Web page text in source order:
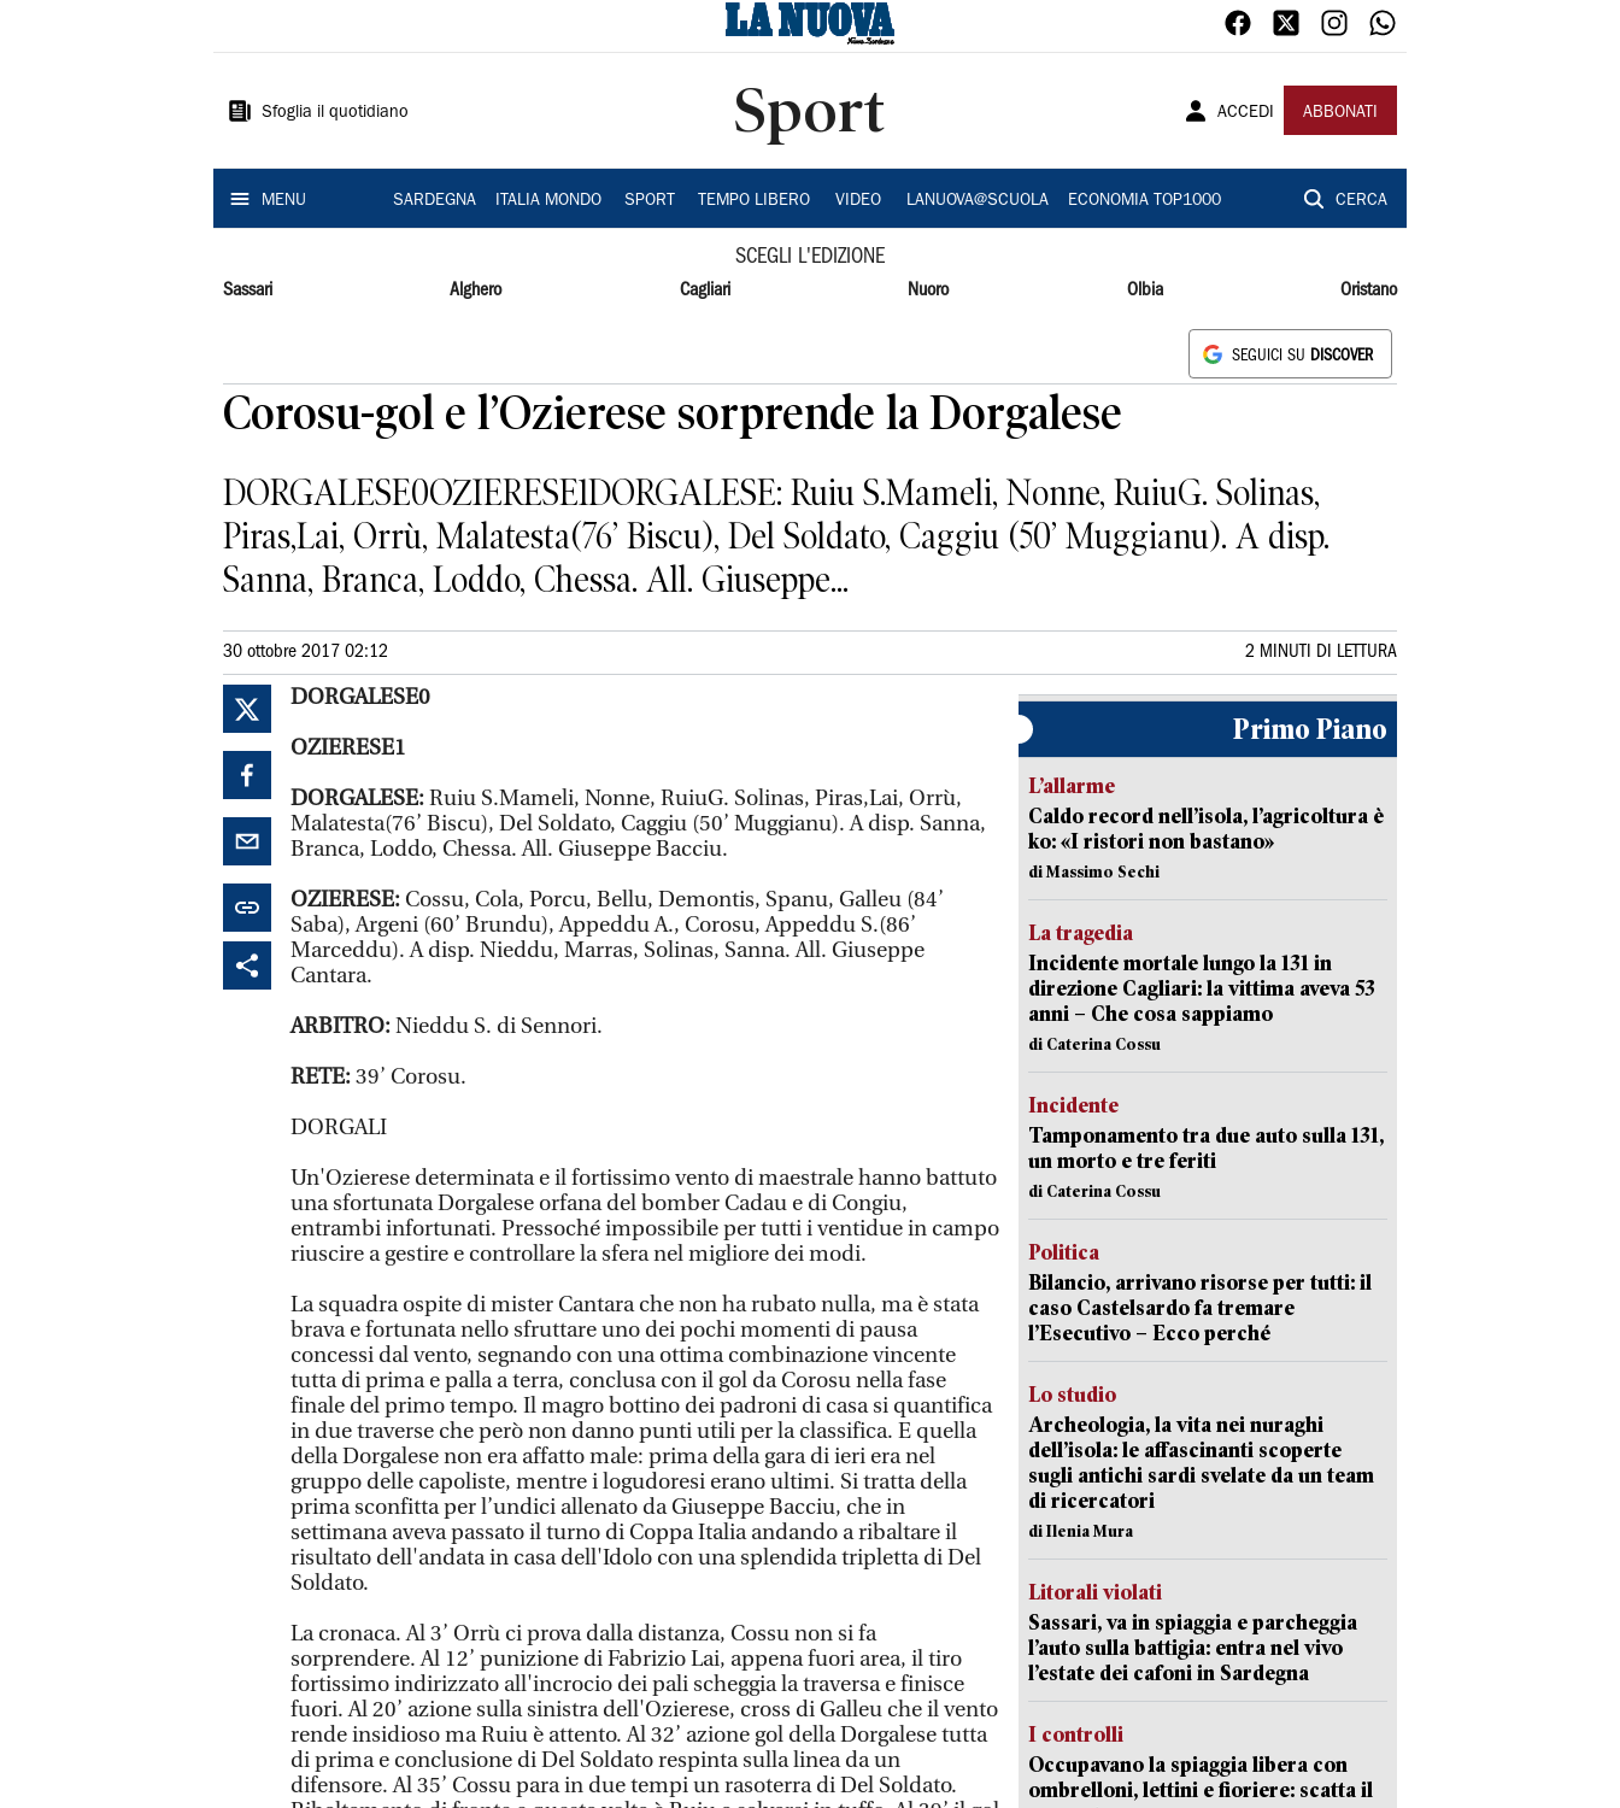
Sardegna
Sfoglia il quotidiano Sport ACCEDI ABBONATI
MENU SARDEGNA ITALIA MONDO SPORT TEMPO LIBERO VIDEO LANUOVA@SCUOLA ECONOMIA TOP1000 CERCA
SCEGLI L'EDIZIONE
Sassari Alghero Cagliari Nuoro Olbia Oristano
SEGUICI SU DISCOVER
Corosu-gol e l’Ozierese sorprende la Dorgalese
DORGALESE0OZIERESE1DORGALESE: Ruiu S.Mameli, Nonne, RuiuG. Solinas,
Piras,Lai, Orrù, Malatesta(76’ Biscu), Del Soldato, Caggiu (50’ Muggianu). A disp.
Sanna, Branca, Loddo, Chessa. All. Giuseppe...
30 ottobre 2017 02:12 2 MINUTI DI LETTURA
DORGALESE0
OZIERESE1
DORGALESE:Ruiu S.Mameli, Nonne, RuiuG. Solinas, Piras,Lai, Orrù,
Malatesta(76’ Biscu), Del Soldato, Caggiu (50’ Muggianu). A disp. Sanna,
Branca, Loddo, Chessa. All. Giuseppe Bacciu.
OZIERESE: Cossu, Cola, Porcu, Bellu, Demontis, Spanu, Galleu (84’
Saba), Argeni (60’ Brundu), Appeddu A., Corosu, Appeddu S.(86’
Marceddu). A disp. Nieddu, Marras, Solinas, Sanna. All. Giuseppe
Cantara.
ARBITRO:Nieddu S. di Sennori.
RETE:39’ Corosu.
DORGALI
Un'Ozierese determinata e il fortissimo vento di maestrale hanno battuto
una sfortunata Dorgalese orfana del bomber Cadau e di Congiu,
entrambi infortunati. Pressoché impossibile per tutti i ventidue in campo
riuscire a gestire e controllare la sfera nel migliore dei modi.
La squadra ospite di mister Cantara che non ha rubato nulla, ma è stata
brava e fortunata nello sfruttare uno dei pochi momenti di pausa
concessi dal vento, segnando con una ottima combinazione vincente
tutta di prima e palla a terra, conclusa con il gol da Corosu nella fase
finale del primo tempo. Il magro bottino dei padroni di casa si quantifica
in due traverse che però non danno punti utili per la classifica. E quella
della Dorgalese non era affatto male: prima della gara di ieri era nel
gruppo delle capoliste, mentre i logudoresi erano ultimi. Si tratta della
prima sconfitta per l’undici allenato da Giuseppe Bacciu, che in
settimana aveva passato il turno di Coppa Italia andando a ribaltare il
risultato dell'andata in casa dell'Idolo con una splendida tripletta di Del
Soldato.
La cronaca. Al 3’ Orrù ci prova dalla distanza, Cossu non si fa
sorprendere. Al 12’ punizione di Fabrizio Lai, appena fuori area, il tiro
fortissimo indirizzato all'incrocio dei pali scheggia la traversa e finisce
fuori. Al 20’ azione sulla sinistra dell'Ozierese, cross di Galleu che il vento
rende insidioso ma Ruiu è attento. Al 32’ azione gol della Dorgalese tutta
di prima e conclusione di Del Soldato respinta sulla linea da un
difensore. Al 35’ Cossu para in due tempi un rasoterra di Del Soldato.
Primo Piano
L’allarme
Caldo record nell’isola, l’agricoltura è
ko: «I ristori non bastano»
di Massimo Sechi
La tragedia
Incidente mortale lungo la 131 in
direzione Cagliari: la vittima aveva 53
anni – Che cosa sappiamo
di Caterina Cossu
Incidente
Tamponamento tra due auto sulla 131,
un morto e tre feriti
di Caterina Cossu
Politica
Bilancio, arrivano risorse per tutti: il
caso Castelsardo fa tremare
l’Esecutivo – Ecco perché
Lo studio
Archeologia, la vita nei nuraghi
dell’isola: le affascinanti scoperte
sugli antichi sardi svelate da un team
di ricercatori
di Ilenia Mura
Litorali violati
Sassari, va in spiaggia e parcheggia
l’auto sulla battigia: entra nel vivo
l’estate dei cafoni in Sardegna
I controlli
Occupavano la spiaggia libera con
ombrelloni, lettini e fioriere: scatta il